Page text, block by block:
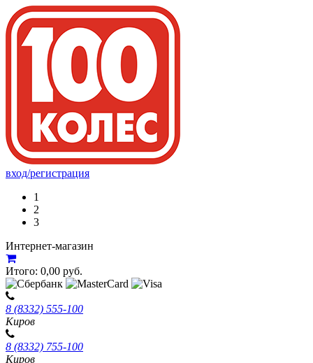
вход/регистрация
1
2
3
Интернет-магазин
Итого: 0,00 руб.
8 (8332) 555-100
Киров
8 (8332) 755-100
Киров